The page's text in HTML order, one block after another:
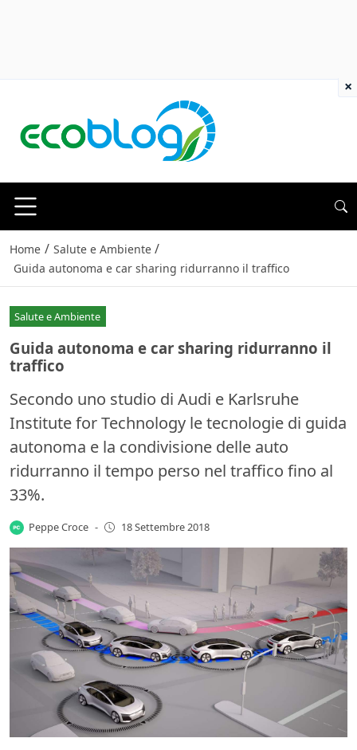
Home / Salute e Ambiente /
Guida autonoma e car sharing ridurranno il traffico
Salute e Ambiente
Guida autonoma e car sharing ridurranno il
traffico
Secondo uno studio di Audi e Karlsruhe
Institute for Technology le tecnologie di guida
autonoma e la condivisione delle auto
ridurranno il tempo perso nel traffico fino al
33%.
Peppe Croce - 18 Settembre 2018
×